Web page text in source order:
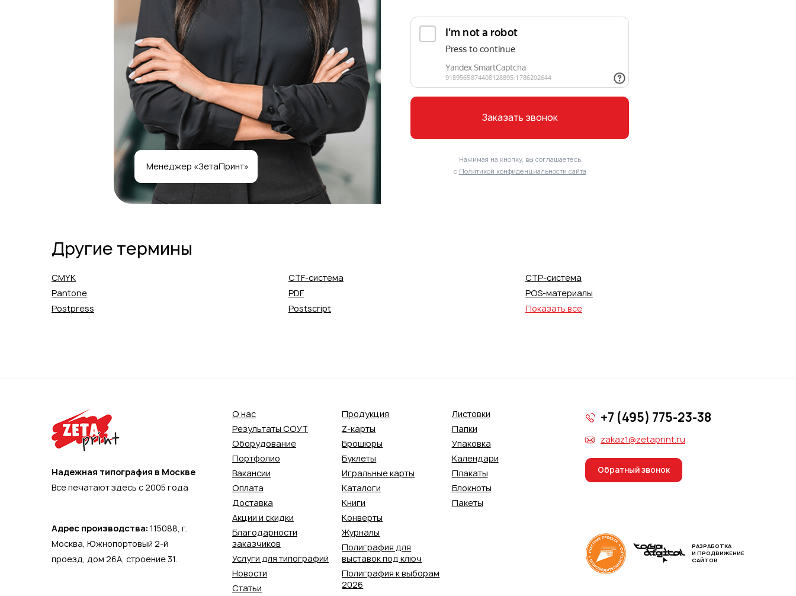
Менеджер «ЗетаПринт»
Заказать звонок
Нажимая на кнопку, вы соглашаетесь
с Политикой конфиденциальности сайта
Другие термины
CMYK CTF-система
CTP-система
Pantone
PDF
POS-материалы
Postpress
Postscript Показать все
Надежная типография в Москве
Все печатают здесь с 2005 года
Адрес производства: 115088, г.
Москва, Южнопортовый 2-й
проезд, дом 26А, строение 31.
О нас
Результаты СОУТ
Оборудование
Портфолио
Вакансии
Оплата
Доставка
Акции и скидки
Благодарности
заказчиков
Услуги для типографий
Новости
Статьи
Продукция
Z-карты
Брошюры
Буклеты
Игральные карты
Каталоги
Книги
Конверты
Журналы
Полиграфия для
выставок под ключ
Полиграфия к выборам
2026
Листовки
Папки
Упаковка
Календари
Плакаты
Блокноты
Пакеты
+7 (495) 775-23-38
zakaz1@zetaprint.ru
Обратный звонок
РАЗРАБОТКА
И ПРОДВИЖЕНИЕ
САЙТОВ